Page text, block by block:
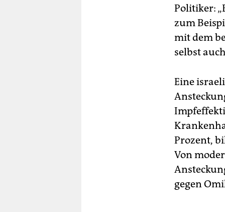
Politiker:
zum
mit dem
selbst
Eine
Prozent,
Von
gegen